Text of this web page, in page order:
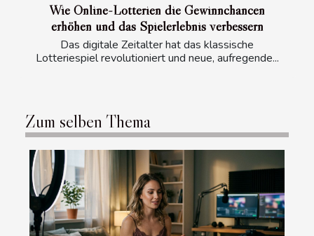
Wie Online-Lotterien die Gewinnchancen
erhöhen und das Spielerlebnis verbessern
Das digitale Zeitalter hat das klassische
Lotteriespiel revolutioniert und neue, aufregende...
Zum selben Thema